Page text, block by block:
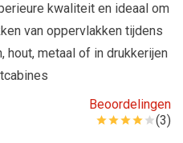
kwaliteit en ideaal om
van oppervlakken tijdens
hout, metaal of in drukkerijen
Beoordelingen
(3)